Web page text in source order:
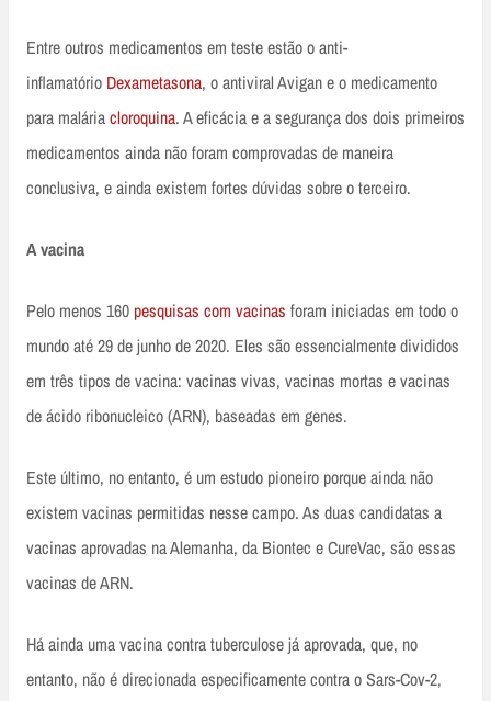
Entre outros medicamentos em teste estão o anti-
inflamatório Dexametasona, o antiviral Avigan e o medicamento
para maláriacloroquina. A eficácia e a segurança dos dois primeiros
medicamentos ainda não foram comprovadas de maneira
conclusiva, e ainda existem fortes dúvidas sobre o terceiro.
A vacina
Pelo menos 160 pesquisas com vacinas foram iniciadas em todo o
mundo até 29 de junho de 2020. Eles são essencialmente divididos
em três tipos de vacina: vacinas vivas, vacinas mortas e vacinas
de ácido ribonucleico (ARN), baseadas em genes.
Este último, no entanto, é um estudo pioneiro porque ainda não
existem vacinas permitidas nesse campo. As duas candidatas a
vacinas aprovadas na Alemanha, da Biontec e CureVac, são essas
vacinas de ARN.
Há ainda uma vacina contra tuberculose já aprovada, que, no
entanto, não é direcionada especificamente contra o Sars-Cov-2,